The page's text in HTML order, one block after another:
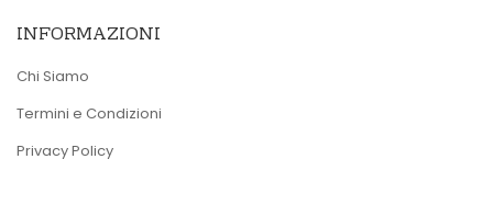
INFORMAZIONI
Chi Siamo
Termini e Condizioni
Privacy Policy